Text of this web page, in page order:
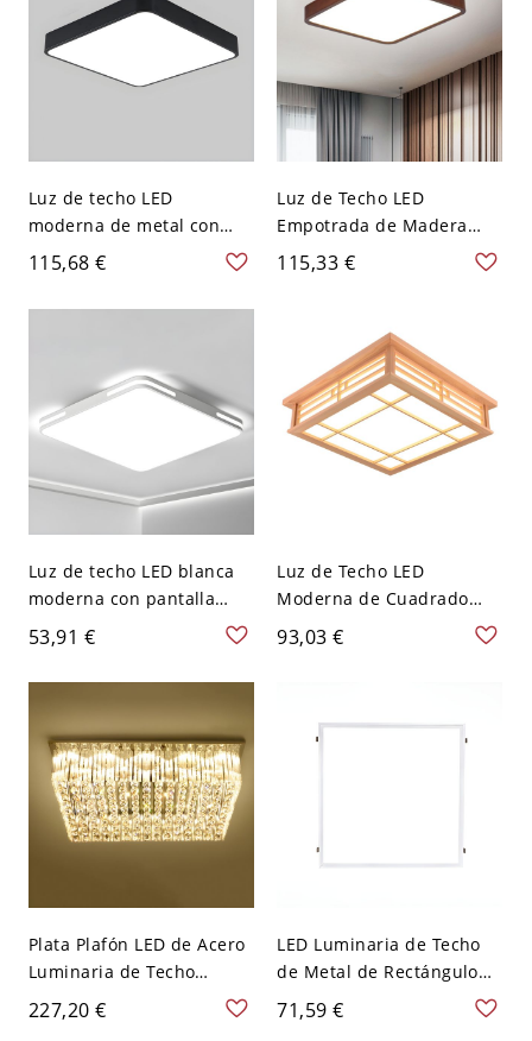
Luz de techo LED
moderna de metal con
pantalla acrílica - Pantalla
blanca - 110 A 120 V 30,48
cm Negro Blanco
115,68 €
Luz de Techo LED
Empotrada de Madera
Maciza Escandinava, Fina
de Perfil Bajo - 110 A 120
115,33 €
Luz de techo LED blanca
moderna con pantalla
acrílica para un ambiente
hogareño brillante - 110 A
120 V 40,64 cm Cuadro
53,91 €
Luz de Techo LED
Moderna de Cuadrado
Luminaria de Techo de
Madera en Beige para
93,03 €
Plata Plafón LED de Acero
Luminaria de Techo
Moderna de Rectángulo
Adorno con Cristal - Plata
227,20 €
LED Luminaria de Techo
de Metal de Rectángulo
Luz de Techo Simplista
para Oficina - Blanco 110
71,59 €